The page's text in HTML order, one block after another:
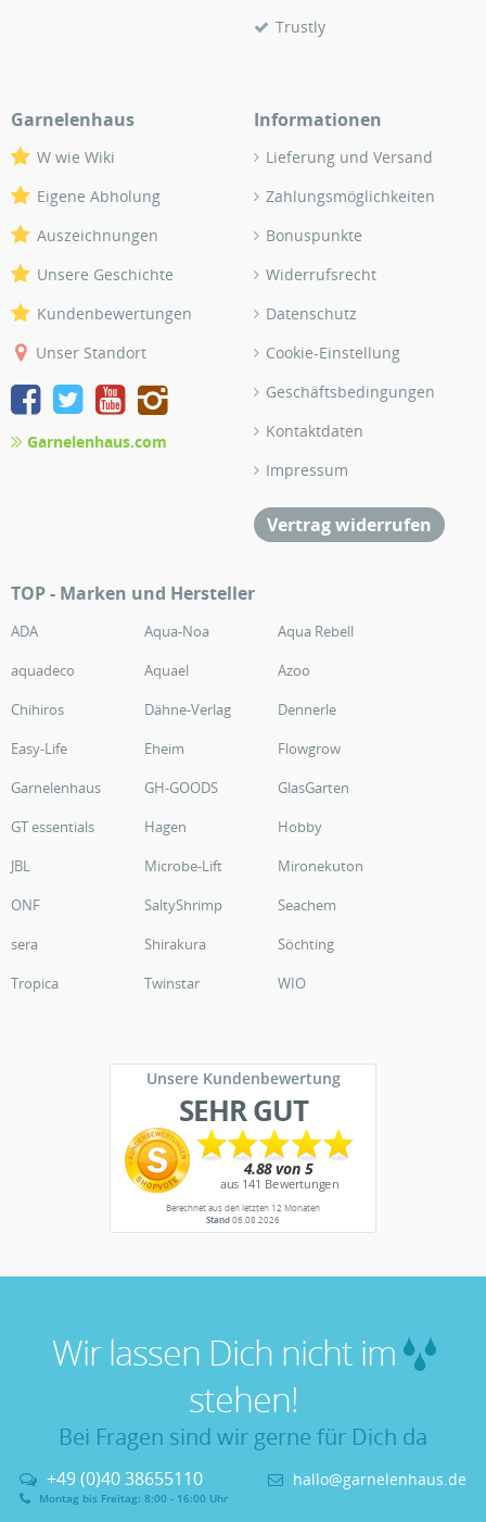
Trustly
Garnelenhaus
W wie Wiki
Eigene Abholung
Auszeichnungen
Unsere Geschichte
Kundenbewertungen
Unser Standort
Garnelenhaus.com
Informationen
Lieferung und Versand
Zahlungsmöglichkeiten
Bonuspunkte
Widerrufsrecht
Datenschutz
Cookie-Einstellung
Geschäftsbedingungen
Kontaktdaten
Impressum
Vertrag widerrufen
TOP - Marken und Hersteller
ADA Aqua-Noa
Aqua Rebell
aquadeco
Aquael
Azoo
Chihiros
Dähne-Verlag
Dennerle
Easy-Life
Eheim
Flowgrow
Garnelenhaus
GH-GOODS
GlasGarten
GT essentials
Hagen
Hobby
JBL
Microbe-Lift
Mironekuton
ONF
SaltyShrimp
Seachem
sera
Shirakura
Söchting
Tropica
Twinstar WIO
Unsere Kundenbewertung
SEHR GUT
Berechnet aus den letzten 12 Monaten
Stand06.08.2026
Wir lassen Dich nicht im
stehen!
Bei Fragen sind wir gerne für Dich da
+49 (0)40 38655110
Montag bis Freitag: 8:00 - 16:00 Uhr
hallo@garnelenhaus.de